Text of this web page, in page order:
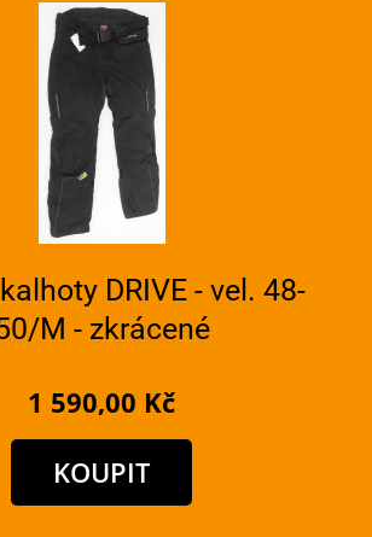
DRIVE - vel. 48-
M - zkrácené
1 590,00 Kč